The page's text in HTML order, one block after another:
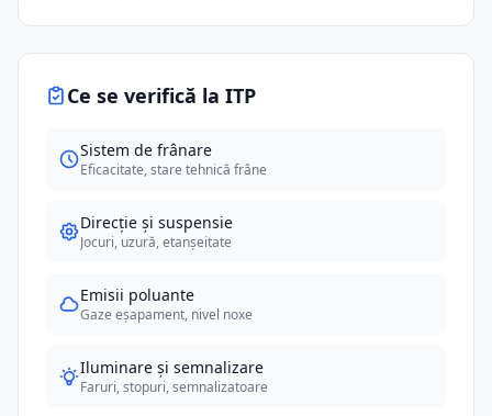
Ce se verifică la ITP
Sistem de frânare
Eficacitate, stare tehnică frâne
Direcție și suspensie
Jocuri, uzură, etanșeitate
Emisii poluante
Gaze eșapament, nivel noxe
Iluminare și semnalizare
Faruri, stopuri, semnalizatoare